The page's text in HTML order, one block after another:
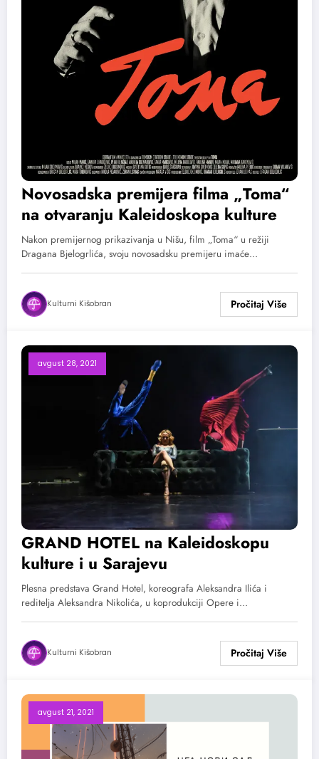
Novosadska premijera filma „Toma“
na otvaranju Kaleidoskopa kulture
Nakon premijernog prikazivanja u Nišu, film „Toma“ u režiji
Dragana Bjelogrlića, svoju novosadsku premijeru imaće…
Kulturni Kišobran
avgust 28, 2021
GRAND HOTEL na Kaleidoskopu
kulture i u Sarajevu
Plesna predstava Grand Hotel, koreografa Aleksandra Ilića i
reditelja Aleksandra Nikolića, u koprodukciji Opere i…
Kulturni Kišobran
avgust 21, 2021